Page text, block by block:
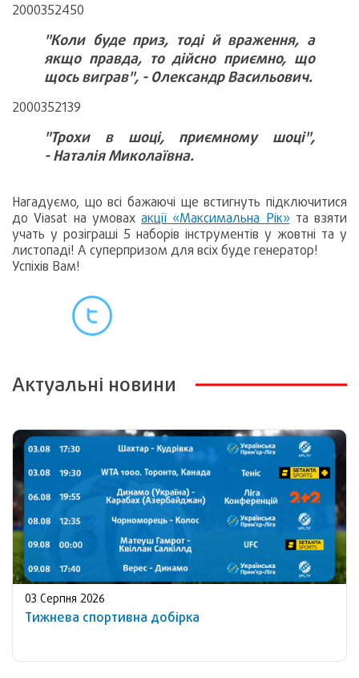
2000352450
"Коли буде приз, тоді й враження, а
якщо правда, то дійсно приємно, що
щось виграв", - Олександр Васильович.
2000352139
"Трохи в шоці, приємному шоці",
- Наталія Миколаївна.
Нагадуємо, що всі бажаючі ще встигнуть підключитися
до Viasat на умовах акції «Максимальна Рік»та взяти
учать у розіграші 5 наборів інструментів у жовтні та у
листопаді! А суперпризом для всіх буде генератор!
Успіхів Вам!
Актуальні новини
03 Серпня 2026
Тижнева спортивна добірка